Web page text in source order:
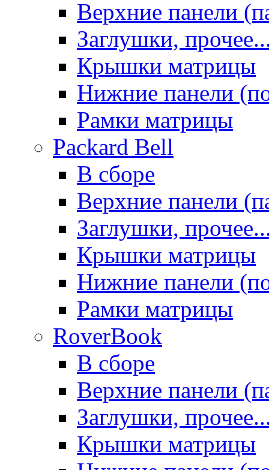
Верхние панели
Заглушки,
Крышки матрицы
Нижние панели
Рамки матрицы
Packard Bell
В сборе
Верхние панели
Заглушки,
Крышки матрицы
Нижние панели
Рамки матрицы
RoverBook
В сборе
Верхние панели
Заглушки,
Крышки матрицы